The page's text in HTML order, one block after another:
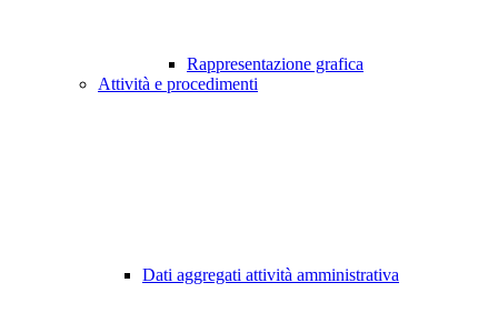
Rappresentazione grafica
Attività e procedimenti
Dati aggregati attività amministrativa